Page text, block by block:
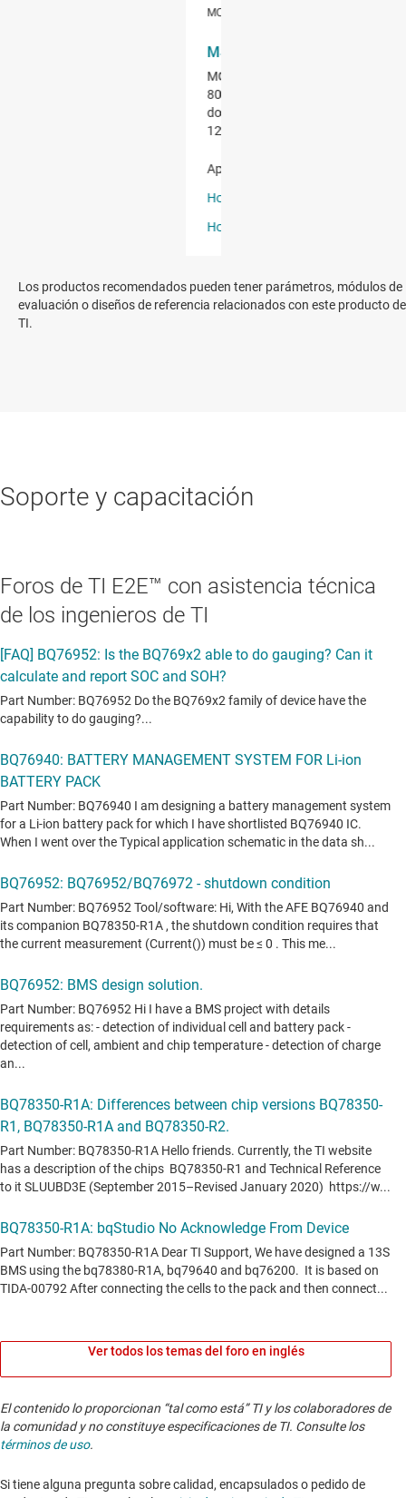
Los productos recomendados pueden tener parámetros, módulos de
evaluación o diseños de referencia relacionados con este producto de
TI.
Soporte y capacitación
Foros de TI E2E™ con asistencia técnica
de los ingenieros de TI
Ver todos los temas del foro en inglés
El contenido lo proporcionan “tal como está” TI y los colaboradores de
la comunidad y no constituye especificaciones de TI. Consulte los
términos de uso.
Si tiene alguna pregunta sobre calidad, encapsulados o pedido de